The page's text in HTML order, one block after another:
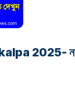
2025- নতুন